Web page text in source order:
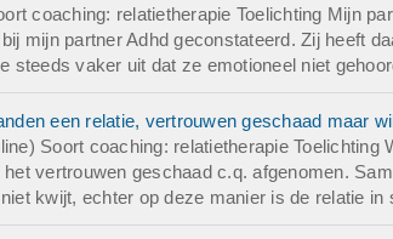
coaching: relatietherapie Toelichting Mijn
mijn partner Adhd geconstateerd. Zij heeft
steeds vaker uit dat ze emotioneel niet
een relatie, vertrouwen geschaad maar
Soort coaching: relatietherapie Toelichting
vertrouwen geschaad c.q. afgenomen.
kwijt, echter op deze manier is de relatie in